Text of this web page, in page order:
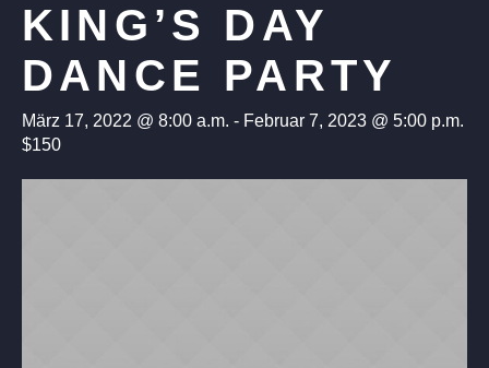
KING’S DAY
DANCE PARTY
März 17, 2022 @ 8:00 a.m. - Februar 7, 2023 @ 5:00 p.m.
$150